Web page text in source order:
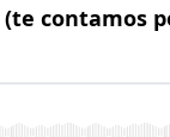
(te contamos